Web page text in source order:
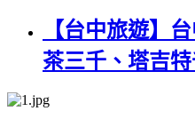
【台中旅遊】
茶三千、塔吉